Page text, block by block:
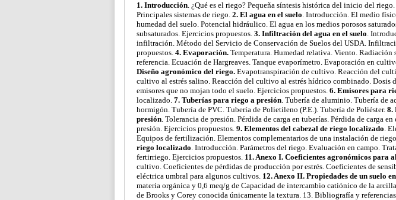
1. Introducción. ¿Qué es el riego? Pequeña síntesis histórica del inicio del
Principales sistemas de riego.2. El agua en el suelo. Introducción. El medio
humedad del suelo. Potencial hidráulico. El agua en los medios porosos
subsaturados. Ejercicios propuestos. 3. Infiltración del agua en el suelo.
infiltración. Método del Servicio de Conservación de Suelos del USDA.
propuestos. 4. Evaporación.Temperatura. Humedad relativa. Viento. Radiación
referencia. Ecuación de Hargreaves. Tanque evaporímetro. Evaporación en
Diseño agronómico del riego.Evapotranspiración de cultivo. Reacción del
cultivo al estrés salino. Reacción del cultivo al estrés hídrico combinado. Dosis
emisores que no mojan todo el suelo. Ejercicios propuestos. 6. Emisores para
localizado. 7. Tuberías para riego a presión. Tubería de aluminio. Tubería de
hormigón. Tubería de PVC. Tubería de Polietileno (P.E.). Tubería de Poliéster. 8.
presión. Tolerancia de presión. Pérdida de carga en tuberías. Pérdida de carga
presión. Ejercicios propuestos. 9. Elementos del cabezal de riego localizado.
Equipos de fertilización. Elementos complementarios de una instalación de
riego localizado. Introducción. Parámetros del riego. Evaluación en campo.
fertirriego. Ejercicios propuestos. 11. Anexo I. Coeficientes agronómicos para
cultivo. Coeficientes de pérdidas de producción por estrés. Coeficientes de
eléctrica umbral para algunos cultivos. 12. Anexo II. Propiedades de un suelo
materia orgánica y 0,6 meq/g de Capacidad de intercambio catiónico de la
de Brooks y Corey conocida únicamente la textura. 13. Bibliografía y